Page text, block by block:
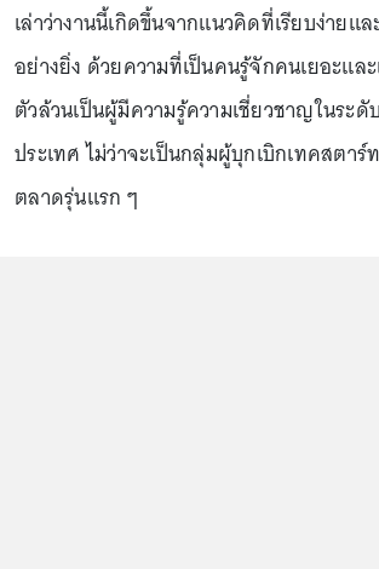
เล่าว่างานนี้เกิดขึ้นจากแนวคิดที่เรียบง่ายแ
อย่างยิ่ง ด้วยความที่เป็นคนรู้จักคนเยอะแล
ตัวล้วนเป็นผู้มีความรู้ความเชี่ยวชาญในระดั
ประเทศ ไม่ว่าจะเป็นกลุ่มผู้บุกเบิกเทคสตา
ตลาดรุ่นแรก ๆ